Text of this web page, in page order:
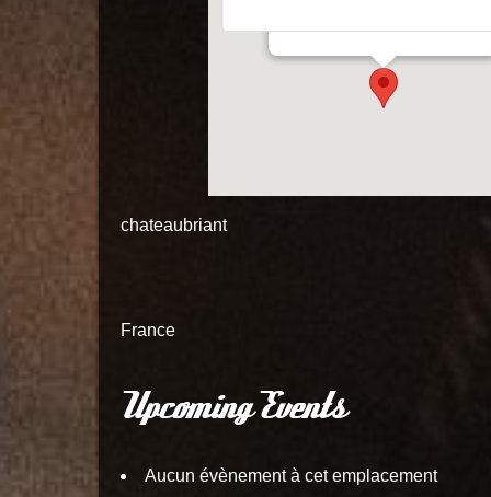
chateaubriant
France
Upcoming Events
Aucun évènement à cet emplacement